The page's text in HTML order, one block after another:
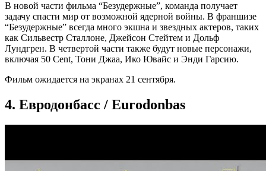
В новой части фильма “Безудержные”, команда получает
задачу спасти мир от возможной ядерной войны. В франшизе
“Безудержные” всегда много экшна и звездных актеров, таких
как Сильвестр Сталлоне, Джейсон Стейтем и Дольф
Лундгрен. В четвертой части также будут новые персонажи,
включая 50 Cent, Тони Джаа, Ико Ювайс и Энди Гарсию.
Фильм ожидается на экранах 21 сентября.
4. Евродонбасс / Eurodonbas